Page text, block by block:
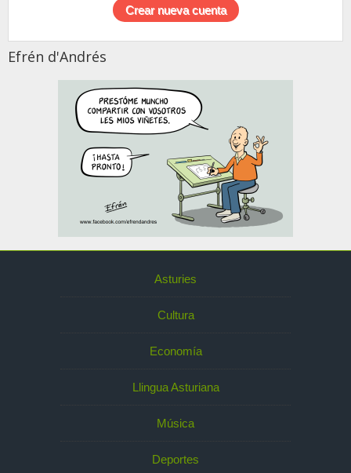
Efrén d'Andrés
Asturies
Cultura
Economía
Llingua Asturiana
Música
Deportes